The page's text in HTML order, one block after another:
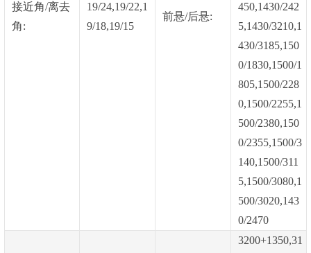
接近角/离去
角:
19/24,19/22,1
9/18,19/15
前悬/后悬:
450,1430/242
5,1430/3210,1
430/3185,150
0/1830,1500/1
805,1500/228
0,1500/2255,1
500/2380,150
0/2355,1500/3
140,1500/311
5,1500/3080,1
500/3020,143
0/2470
3200+1350,31